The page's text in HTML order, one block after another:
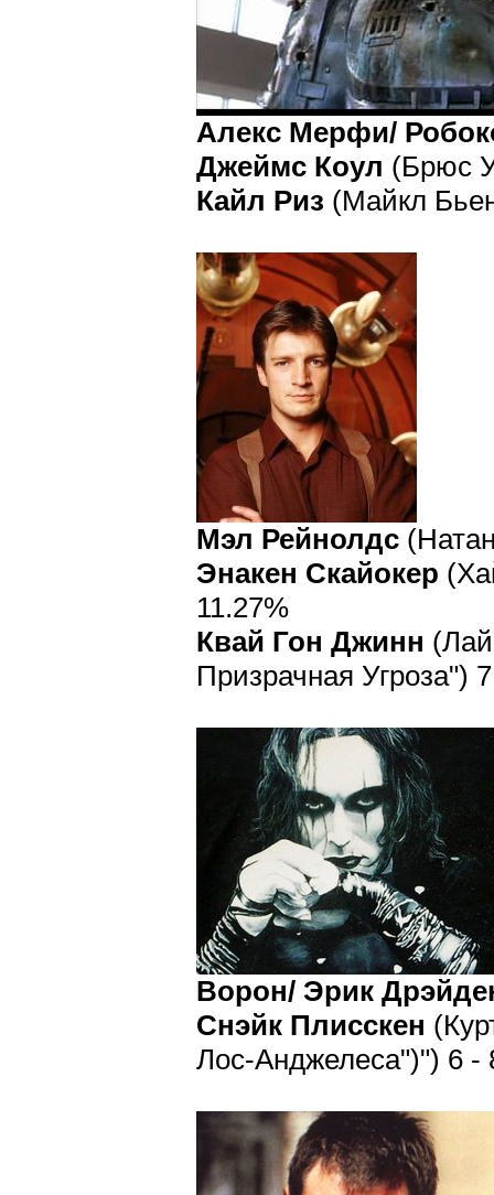
Алекс Мерфи/
Джеймс Коул (Брюс
Кайл Риз (Майкл
Мэл Рейнолдс
Энакен Скайокер
11.27%
Квай Гон Джинн
Призрачная Угроза")
Ворон/ Эрик
Снэйк Плисскен
Лос-Анджелеса")") 6 -